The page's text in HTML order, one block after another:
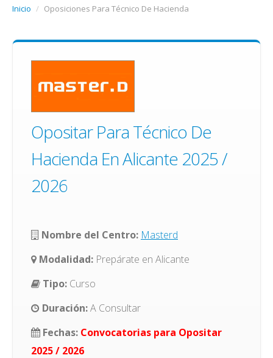
Inicio / Oposiciones Para Técnico De Hacienda
Opositar Para Técnico De
Hacienda En Alicante 2025 /
2026
Nombre del Centro: Masterd
Modalidad: Prepárate en Alicante
Tipo: Curso
Duración:A Consultar
Fechas: Convocatorias para Opositar
2025 / 2026